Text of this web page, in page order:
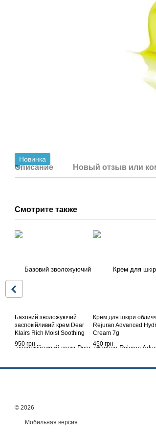
Новинка
Описание Новый отзыв или
Смотрите также
Базовий зволожуючий
заспокійливий крем Dear
Klairs Rich Moist Soothing
Cream, 80 г
950 грн
Крем для шкіри
Rejuran Advanced
Cream 7g
450 грн
© 2026
Мобильная версия